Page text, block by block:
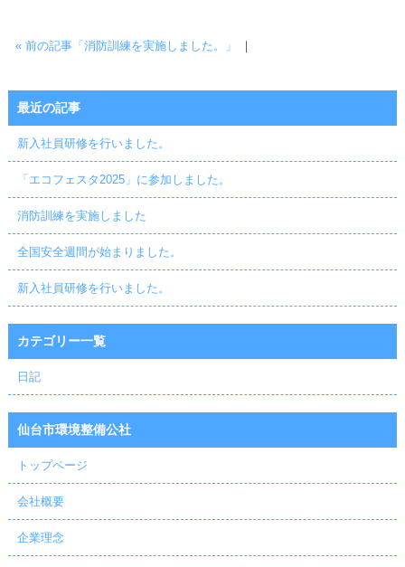
« 前の記事「消防訓練を実施しました。」 ｜
最近の記事
新入社員研修を行いました。
「エコフェスタ2025」に参加しました。
消防訓練を実施しました
全国安全週間が始まりました。
新入社員研修を行いました。
カテゴリー一覧
日記
仙台市環境整備公社
トップページ
会社概要
企業理念